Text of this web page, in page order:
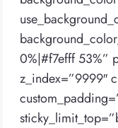
0%|#f7efff 53%”
z_index=”9999″